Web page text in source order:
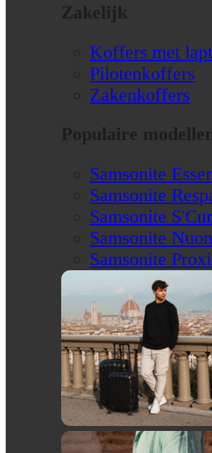
Zakelijk
Koffers met
Pilotenkoffers
Zakenkoffers
Populaire
Samsonite
Samsonite
Samsonite
Samsonite Nuon
Samsonite